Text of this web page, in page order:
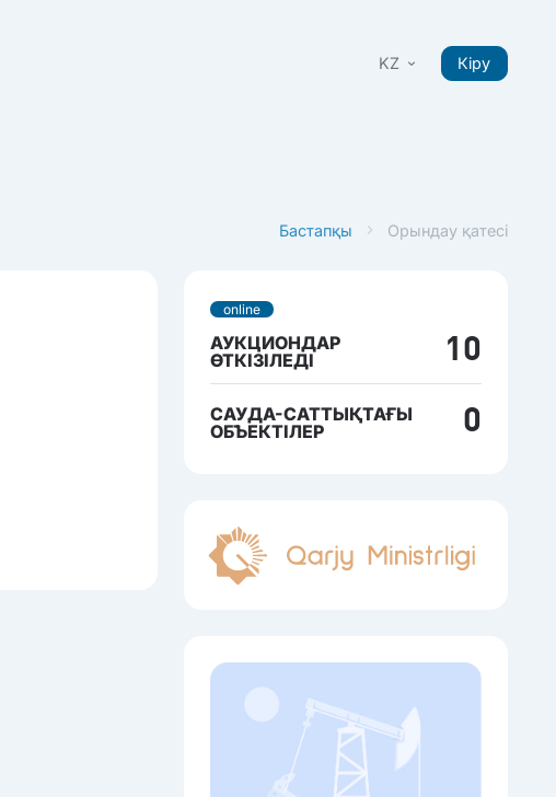
KZ Кіру
Бастапқы Орындау қатесі
online
АУКЦИОНДАР
ӨТКІЗІЛЕДІ
10
САУДА-САТТЫҚТАҒЫ
ОБЪЕКТІЛЕР
0